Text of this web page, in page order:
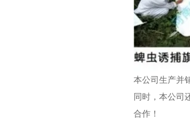
本公司生产并
同时，本公司
合作！